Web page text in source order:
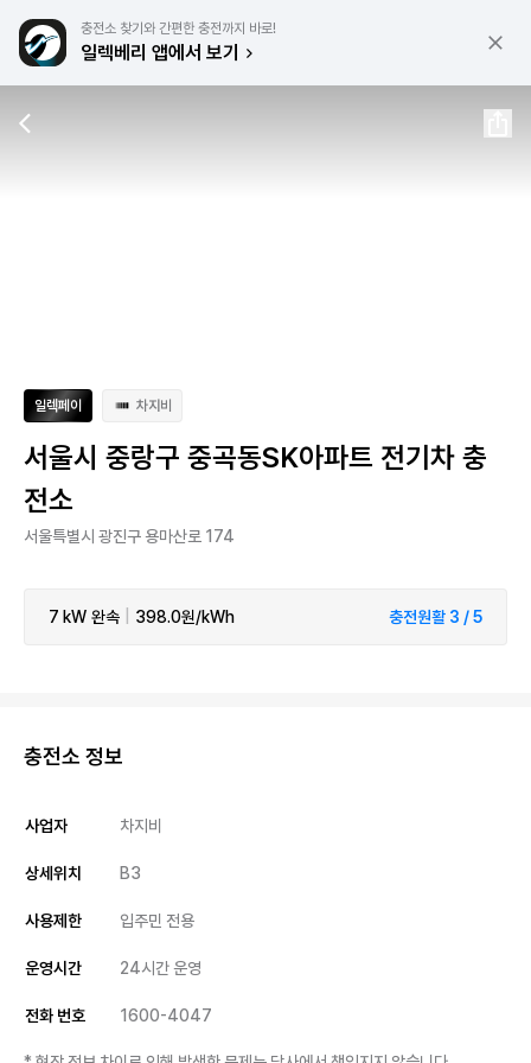
충전소 찾기와 간편한 충전까지 바로!
일렉베리 앱에서 보기
일렉페이 차지비
서울시 중랑구 중곡동SK아파트 전기차 충
전소
서울특별시 광진구 용마산로 174
7 kW 완속 398.0원/kWh 충전원활 3 / 5
충전소 정보
사업자 차지비
상세위치 B3
사용제한 입주민 전용
운영시간 24시간 운영
전화 번호 1600-4047